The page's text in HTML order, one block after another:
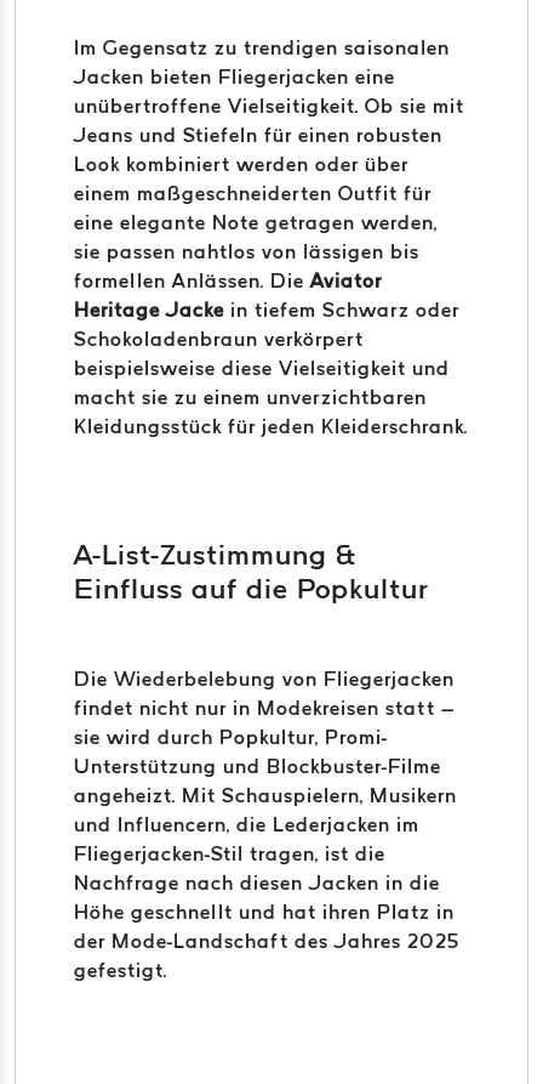
Im Gegensatz zu trendigen saisonalen
Jacken bieten Fliegerjacken eine
unübertroffene Vielseitigkeit. Ob sie mit
Jeans und Stiefeln für einen robusten
Look kombiniert werden oder über
einem maßgeschneiderten Outfit für
eine elegante Note getragen werden,
sie passen nahtlos von lässigen bis
formellen Anlässen. Die Aviator
Heritage Jacke in tiefem Schwarz oder
Schokoladenbraun verkörpert
beispielsweise diese Vielseitigkeit und
macht sie zu einem unverzichtbaren
Kleidungsstück für jeden Kleiderschrank.
A-List-Zustimmung &
Einfluss auf die Popkultur
Die Wiederbelebung von Fliegerjacken
findet nicht nur in Modekreisen statt –
sie wird durch Popkultur, Promi-
Unterstützung und Blockbuster-Filme
angeheizt. Mit Schauspielern, Musikern
und Influencern, die Lederjacken im
Fliegerjacken-Stil tragen, ist die
Nachfrage nach diesen Jacken in die
Höhe geschnellt und hat ihren Platz in
der Mode-Landschaft des Jahres 2025
gefestigt.